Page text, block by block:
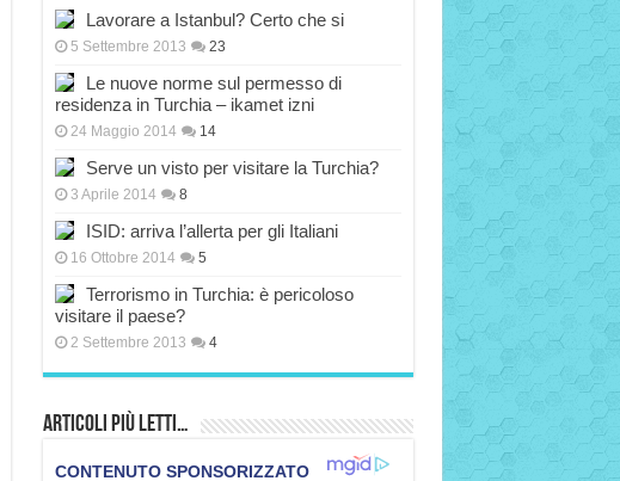
Lavorare a Istanbul? Certo che si
5 Settembre 2013 23
Le nuove norme sul permesso di
residenza in Turchia – ikamet izni
24 Maggio 2014 14
Serve un visto per visitare la Turchia?
3 Aprile 2014 8
ISID: arriva l’allerta per gli Italiani
16 Ottobre 2014 5
Terrorismo in Turchia: è pericoloso
visitare il paese?
2 Settembre 2013 4
Articoli più Letti…